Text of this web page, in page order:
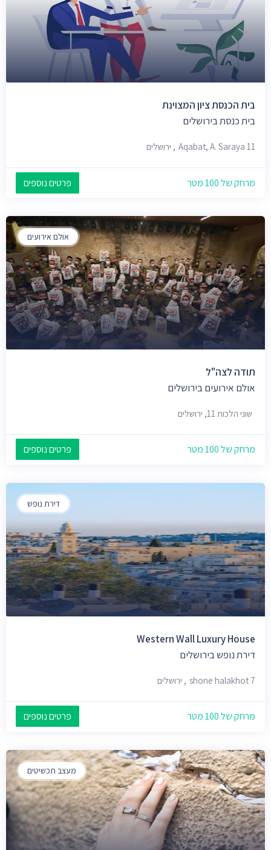
בית הכנסת ציון המצוינת
בית כנסת בירושלים
Aqabat, A. Saraya 11, ירושלים
מרחק של 100 מטר פרטים נוספים
אולם אירועים
תודה לצה"ל
אולם אירועים בירושלים
שוני הלכות 11, ירושלים
מרחק של 100 מטר פרטים נוספים
דירת נופש
Western Wall Luxury House
דירת נופש בירושלים
shone halakhot 7, ירושלים
מרחק של 100 מטר פרטים נוספים
מעצב תכשיטים